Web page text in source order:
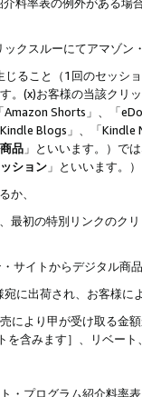
クスルーにてアマゾン
ること（1回のセッシ
。(x)お客様の当該ク
Shorts」、「
Blogs」、「
品 」といいます。）で
ション 」といいます。
か、
最初の特別リンクのク
サイトからデジタル
に出荷され、お客様
により甲が受け取る金
を含みます］、リベー
・プログラム紹介料率